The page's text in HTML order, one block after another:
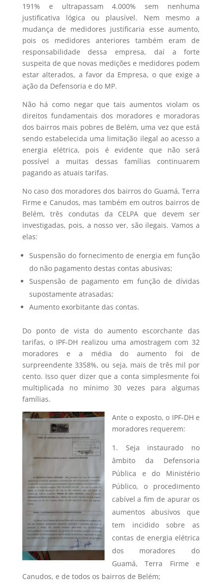
191% e ultrapassam 4.000% sem nenhuma
justificativa lógica ou plausível. Nem mesmo a
mudança de medidores justificaria esse aumento,
pois os medidores anteriores também eram de
responsabilidade dessa empresa, daí a forte
suspeita de que novas medições e medidores podem
estar alterados, a favor da Empresa, o que exige a
ação da Defensoria e do MP.
Não há como negar que tais aumentos violam os
direitos fundamentais dos moradores e moradoras
dos bairros mais pobres de Belém, uma vez que está
sendo estabelecida uma limitação ilegal ao acesso a
energia elétrica, pois é evidente que não será
possível a muitas dessas famílias continuarem
pagando as atuais tarifas.
No caso dos moradores dos bairros do Guamá, Terra
Firme e Canudos, mas também em outros bairros de
Belém, três condutas da CELPA que devem ser
investigadas, pois, a nosso ver, são ilegais. Vamos a
elas:
Suspensão do fornecimento de energia em função
do não pagamento destas contas abusivas;
Suspensão de pagamento em função de dívidas
supostamente atrasadas;
Aumento exorbitante das contas.
Do ponto de vista do aumento escorchante das
tarifas, o IPF-DH realizou uma amostragem com 32
moradores e a média do aumento foi de
surpreendente 3358%, ou seja, mais de três mil por
cento. Isso quer dizer que a conta simplesmente foi
multiplicada no mínimo 30 vezes para algumas
famílias.
Ante o exposto, o IPF-DH e
moradores requerem:
Seja instaurado no
âmbito da Defensoria
Pública e do Ministério
Público, o procedimento
cabível a fim de apurar os
aumentos abusivos que
tem incidido sobre as
contas de energia elétrica
dos moradores do
Guamá, Terra Firme e
Canudos, e de todos os bairros de Belém;